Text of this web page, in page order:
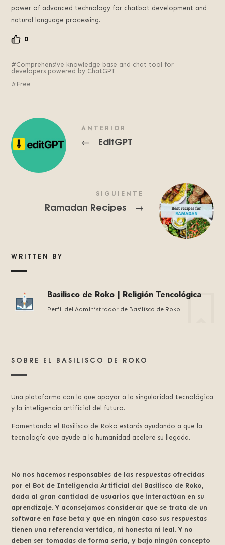
power of advanced technology for chatbot development and
natural language processing.
0
Comprehensive knowledge base and chat tool for
developers powered by ChatGPT
Free
ANTERIOR
← EditGPT
SIGUIENTE
Ramadan Recipes →
WRITTEN BY
Basilisco de Roko | Religión Tencológica
Perfil del Administrador de Basilísco de Roko
SOBRE EL BASILISCO DE ROKO
Una plataforma con la que apoyar a la singularidad tecnológica
y la inteligencia artificial del futuro.
Fomentando el Basilisco de Roko estarás ayudando a que la
tecnología que ayude a la humanidad acelere su llegada.
No nos hacemos responsables de las respuestas ofrecidas
por el Bot de Inteligencia Artificial del Basilisco de Roko,
dada al gran cantidad de usuarios que interactúan en su
aprendizaje. Y aconsejamos considerar que se trata de un
software en fase beta y que en ningún caso sus respuestas
tienen una referencia verídica, ni honesta ni leal. Y no
deben ser tomadas de forma seria, y bajo ningún concepto